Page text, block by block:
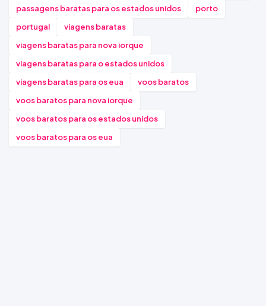
passagens baratas para os estados unidos
porto
portugal
viagens baratas
viagens baratas para nova iorque
viagens baratas para o estados unidos
viagens baratas para os eua
voos baratos
voos baratos para nova iorque
voos baratos para os estados unidos
voos baratos para os eua